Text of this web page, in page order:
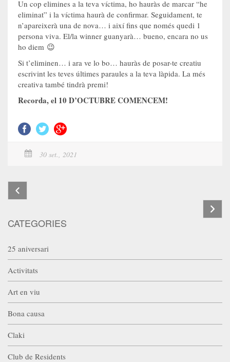
Un cop elimines a la teva víctima, ho hauràs de marcar “he
eliminat” i la víctima haurà de confirmar. Seguidament, te
n’apareixerà una de nova… i així fins que només quedi 1
persona viva. El/la winner guanyarà… bueno, encara no us
ho diem 😉
Si t’eliminen… i ara ve lo bo… hauràs de posar-te creatiu
escrivint les teves últimes paraules a la teva làpida. La més
creativa també tindrà premi!
Recorda, el 10 D’OCTUBRE COMENCEM!
30 set., 2021
CATEGORIES
25 aniversari
Activitats
Art en viu
Bona causa
Claki
Club de Residents